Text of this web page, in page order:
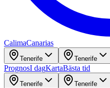
CalimaCanarias
Tenerife Tenerife
PrognosI dagKartaBästa tid
Tenerife Tenerife